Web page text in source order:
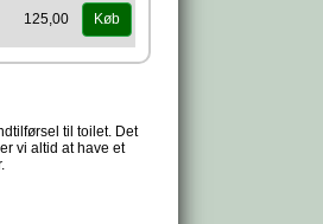
125,00 Køb
til toilet. Det
vi altid at have et